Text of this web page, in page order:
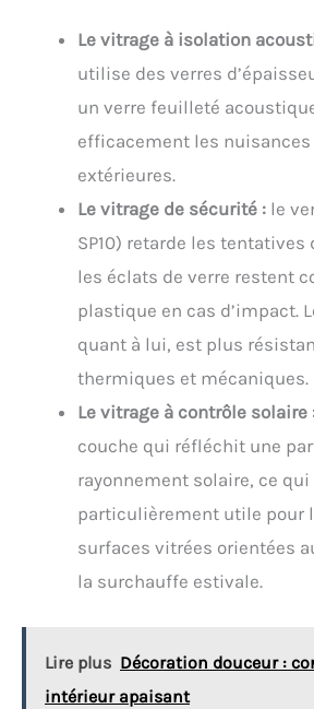
Le vitrage à isolation
utilise des verres
un verre feuilleté
efficacement les nuisances
extérieures.
Le vitrage de sécurité : le
SP10) retarde les tentatives
les éclats de verre restent
plastique en cas d’impact.
quant à lui, est plus
thermiques et mécaniques.
Le vitrage à contrôle solaire
couche qui réfléchit une
rayonnement solaire, ce qui
particulièrement utile pour
surfaces vitrées orientées
la surchauffe estivale.
Lire plus Décoration douceur :
intérieur apaisant